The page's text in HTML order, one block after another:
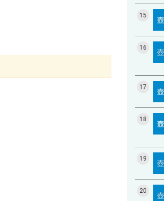
15
16
17
18
19
20